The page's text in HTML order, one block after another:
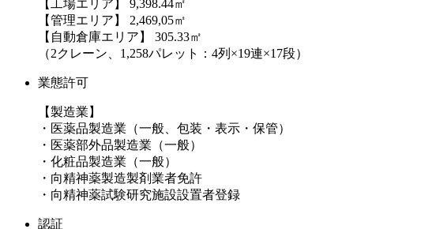
【工場エリア】 9,398.44㎡
【管理エリア】 2,469,05㎡
【自動倉庫エリア】 305.33㎡
（2クレーン、1,258パレット：4列×19連×17段）
業態許可
【製造業】
・医薬品製造業（一般、包装・表示・保管）
・医薬部外品製造業（一般）
・化粧品製造業（一般）
・向精神薬製造製剤業者免許
・向精神薬試験研究施設設置者登録
認証